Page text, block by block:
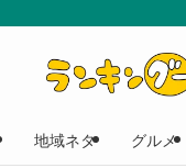
地域ネタ グルメ